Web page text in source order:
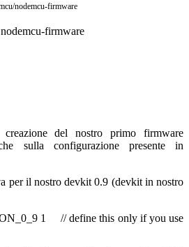
nodemcu-firmware
firmware
del nostro primo firmware
sulla configurazione presente in
per il nostro devkit 0.9 (devkit in nostro
1 // define this only if you use